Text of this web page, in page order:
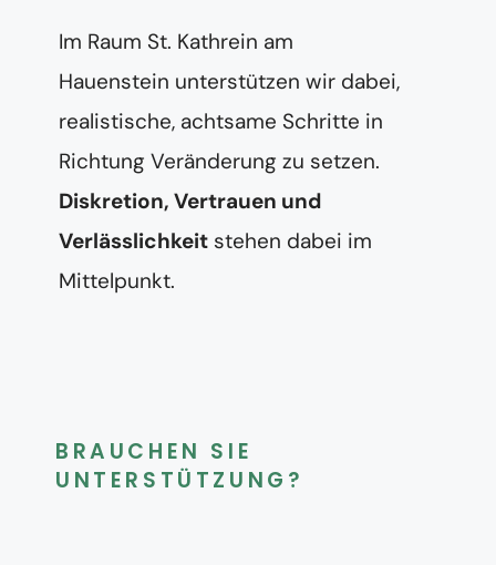
Im Raum St. Kathrein am
Hauenstein unterstützen wir dabei,
realistische, achtsame Schritte in
Richtung Veränderung zu setzen.
Diskretion, Vertrauen und
Verlässlichkeit stehen dabei im
Mittelpunkt.
BRAUCHEN SIE
UNTERSTÜTZUNG?